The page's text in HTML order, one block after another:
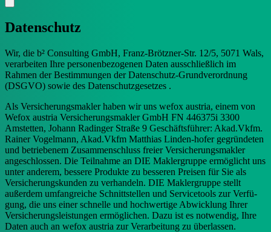
Datenschutz
Wir, die b² Consulting GmbH, Franz-Brötzner-Str. 12/5, 5071 Wals,
verarbeiten Ihre personenbezogenen Daten ausschließlich im
Rahmen der Bestimmungen der Datenschutz-Grundverordnung
(DSGVO) sowie des Datenschutzgesetzes .
Als Versicherungsmakler haben wir uns wefox austria, einem von
Wefox austria Versicherungsmakler GmbH FN 446375i 3300
Amstetten, Johann Radinger Straße 9 Geschäftsführer: Akad.Vkfm.
Rainer Vogelmann, Akad.Vkfm Matthias Linden-hofer gegründeten
und betriebenem Zusammenschluss freier Versicherungsmakler
angeschlossen. Die Teilnahme an DIE Maklergruppe ermöglicht uns
unter anderem, bessere Produkte zu besseren Preisen für Sie als
Versicherungskunden zu verhandeln. DIE Maklergruppe stellt
außerdem umfangreiche Schnittstellen und Servicetools zur Verfü-
gung, die uns einer schnelle und hochwertige Abwicklung Ihrer
Versicherungsleistungen ermöglichen. Dazu ist es notwendig, Ihre
Daten auch an wefox austria zur Verarbeitung zu überlassen.